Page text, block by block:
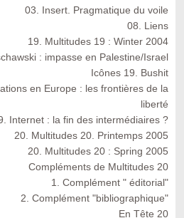
03. Insert. Pragmatique du voile
08. Liens
19. Multitudes 19 : Winter 2004
: impasse en Palestine/Israel
Icônes 19. Bushit
en Europe : les frontières de la
liberté
Internet : la fin des intermédiaires ?
20. Multitudes 20. Printemps 2005
20. Multitudes 20 : Spring 2005
Compléments de Multitudes 20
1. Complément " éditorial"
2. Complément "bibliographique"
En Tête 20